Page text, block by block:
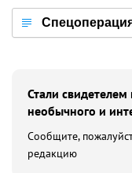
Стали
необычного и
Сообщите,
редакцию